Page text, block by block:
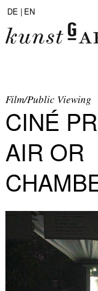
DE | EN
Film/Public Viewing
CINÉ
AIR OR